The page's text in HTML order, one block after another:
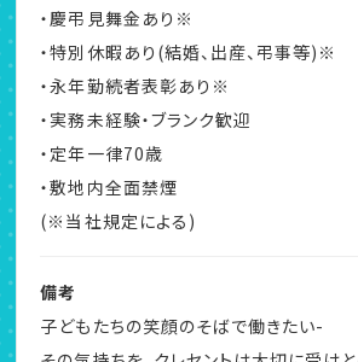
・慶弔見舞金あり※
・特別休暇あり(結婚、出産、弔事等)※
・永年勤続者表彰あり※
・実務未経験・ブランク歓迎
・定年一律70歳
・敷地内全面禁煙
(※当社規定による)
備考
子どもたちの笑顔のそばで働きたい-